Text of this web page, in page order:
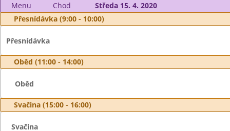
Menu Chod
Středa 15. 4. 2020
Přesnídávka (9:00 - 10:00)
Přesnídávka
Oběd (11:00 - 14:00)
Oběd
Svačina (15:00 - 16:00)
Svačina